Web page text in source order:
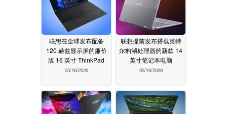
联想在全球发布配备
120 赫兹显示屏的廉价
版 16 英寸 ThinkPad
05/16/2026
联想提前发布搭载英特
尔豹湖处理器的新款 14
英寸笔记本电脑
05/16/2026